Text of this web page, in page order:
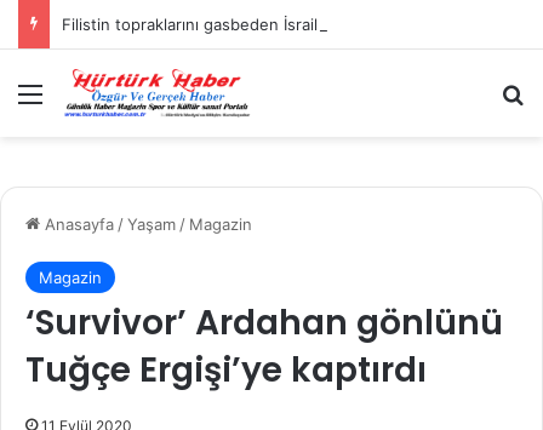
Menü
Anasayfa /Yaşam / Magazin
Magazin
‘Survivor’ Ardahan gönlünü
Tuğçe Ergişi’ye kaptırdı
11 Eylül 2020